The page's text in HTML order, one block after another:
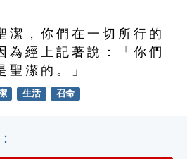
潔 ， 你 們 在 一 切 所 行 的
為 經 上 記 著 說 ： 「 你 們
聖 潔 的 。 」
生活 召命